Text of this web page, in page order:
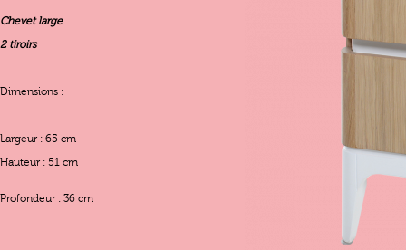
Chevet large
2 tiroirs
Dimensions :
Largeur : 65 cm
Hauteur : 51 cm
Profondeur : 36 cm